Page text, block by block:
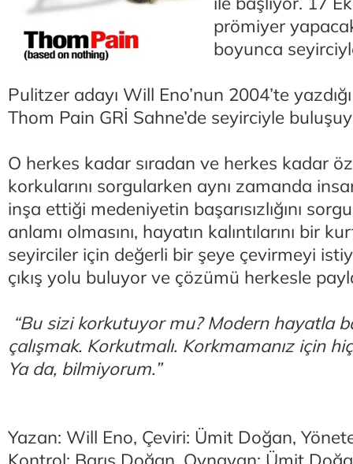
prömiyer
boyunca
Pulitzer adayı Will Eno’nun 2004’te
Thom Pain GRİ Sahne’de seyirciyle
O herkes kadar sıradan ve herkes kadar
korkularını sorgularken aynı zamanda
inşa ettiği medeniyetin başarısızlığını
anlamı olmasını, hayatın kalıntılarını bir
seyirciler için değerli bir şeye çevirmeyi
çıkış yolu buluyor ve çözümü herkesle
“Bu sizi korkutuyor mu? Modern hayatla
çalışmak. Korkutmalı. Korkmamanız için
Ya da, bilmiyorum.”
Yazan: Will Eno, Çeviri: Ümit Doğan,